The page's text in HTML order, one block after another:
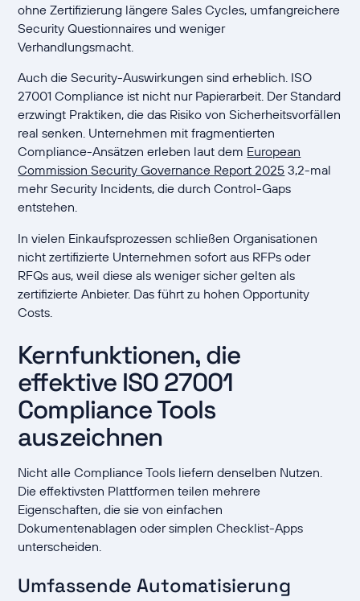
ohne Zertifizierung längere Sales Cycles, umfangreichere
Security Questionnaires und weniger
Verhandlungsmacht.
Auch die Security-Auswirkungen sind erheblich. ISO
27001 Compliance ist nicht nur Papierarbeit. Der Standard
erzwingt Praktiken, die das Risiko von Sicherheitsvorfällen
real senken. Unternehmen mit fragmentierten
Compliance-Ansätzen erleben laut dem European
Commission Security Governance Report 2025 3,2-mal
mehr Security Incidents, die durch Control-Gaps
entstehen.
In vielen Einkaufsprozessen schließen Organisationen
nicht zertifizierte Unternehmen sofort aus RFPs oder
RFQs aus, weil diese als weniger sicher gelten als
zertifizierte Anbieter. Das führt zu hohen Opportunity
Costs.
Kernfunktionen, die
effektive ISO 27001
Compliance Tools
auszeichnen
Nicht alle Compliance Tools liefern denselben Nutzen.
Die effektivsten Plattformen teilen mehrere
Eigenschaften, die sie von einfachen
Dokumentenablagen oder simplen Checklist-Apps
unterscheiden.
Umfassende Automatisierung